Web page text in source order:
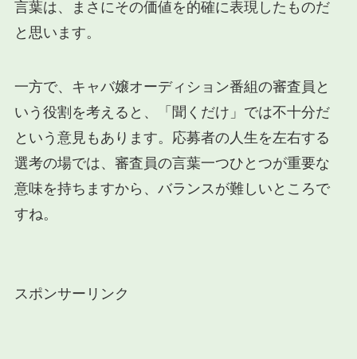
言葉は、まさにその価値を的確に表現したものだ
と思います。
一方で、キャバ嬢オーディション番組の審査員と
いう役割を考えると、「聞くだけ」では不十分だ
という意見もあります。応募者の人生を左右する
選考の場では、審査員の言葉一つひとつが重要な
意味を持ちますから、バランスが難しいところで
すね。
スポンサーリンク